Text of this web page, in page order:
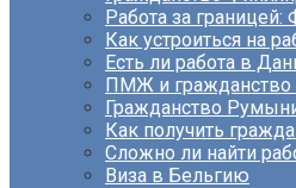
Работа за границей:
Как устроиться на
Есть ли работа в
ПМЖ и гражданство
Гражданство
Как получить
Сложно ли найти
Виза в Бельгию